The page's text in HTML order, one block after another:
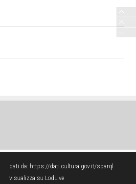
dati da: https://dati.cultura.gov.it/sparql
visualizza su LodLive